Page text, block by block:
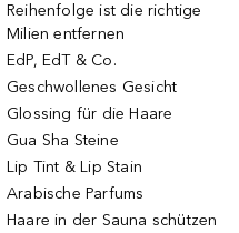
Reihenfolge ist die richtige
Milien entfernen
EdP, EdT & Co.
Geschwollenes Gesicht
Glossing für die Haare
Gua Sha Steine
Lip Tint & Lip Stain
Arabische Parfums
Haare in der Sauna schützen